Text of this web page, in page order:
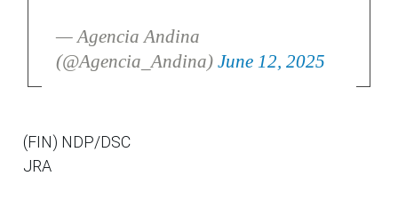
— Agencia Andina
(@Agencia_Andina) June 12, 2025
(FIN) NDP/DSC
JRA